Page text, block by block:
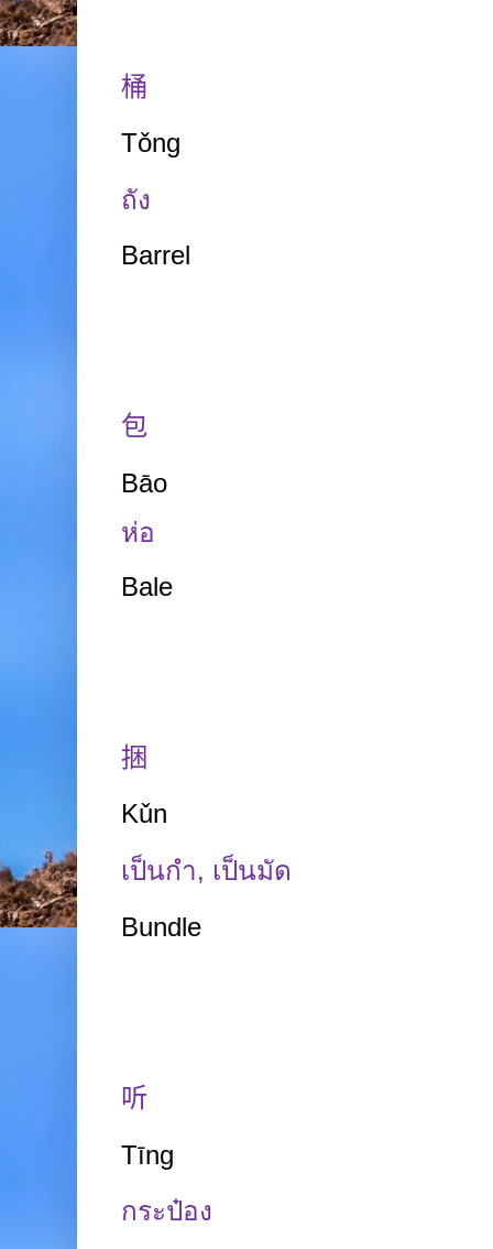
桶
Tǒng
ถัง
Barrel
包
Bāo
ห่อ
Bale
捆
Kǔn
เป็นกำ, เป็นมัด
Bundle
听
Tīng
กระป๋อง